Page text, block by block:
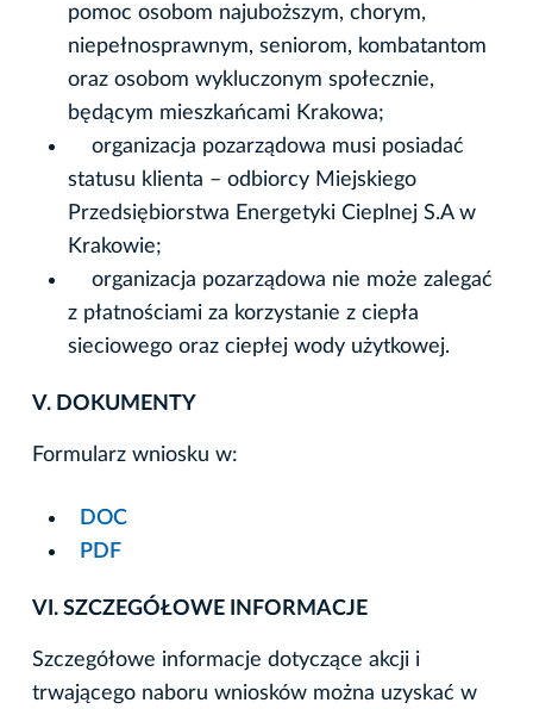
pomoc osobom najuboższym, chorym,
niepełnosprawnym, seniorom, kombatantom
oraz osobom wykluczonym społecznie,
będącym mieszkańcami Krakowa;
organizacja pozarządowa musi posiadać
statusu klienta – odbiorcy Miejskiego
Przedsiębiorstwa Energetyki Cieplnej S.A w
Krakowie;
organizacja pozarządowa nie może zalegać
z płatnościami za korzystanie z ciepła
sieciowego oraz ciepłej wody użytkowej.
V. DOKUMENTY
Formularz wniosku w:
DOC
PDF
VI. SZCZEGÓŁOWE INFORMACJE
Szczegółowe informacje dotyczące akcji i
trwającego naboru wniosków można uzyskać w